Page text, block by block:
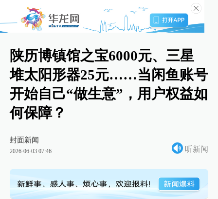
陕历博镇馆之宝6000元、三星
堆太阳形器25元……当闲鱼账号
开始自己“做生意”，用户权益如
何保障？
封面新闻
2026-06-03 07:46 听新闻